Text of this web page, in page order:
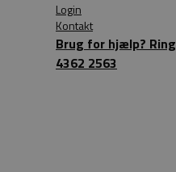
Login
Kontakt
Brug for hjælp? Ring
4362 2563